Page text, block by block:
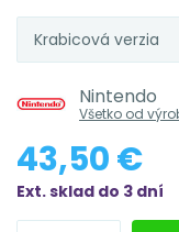
Krabicová verzia
Nintendo
Všetko od
43,50 €
Ext. sklad do 3 dní